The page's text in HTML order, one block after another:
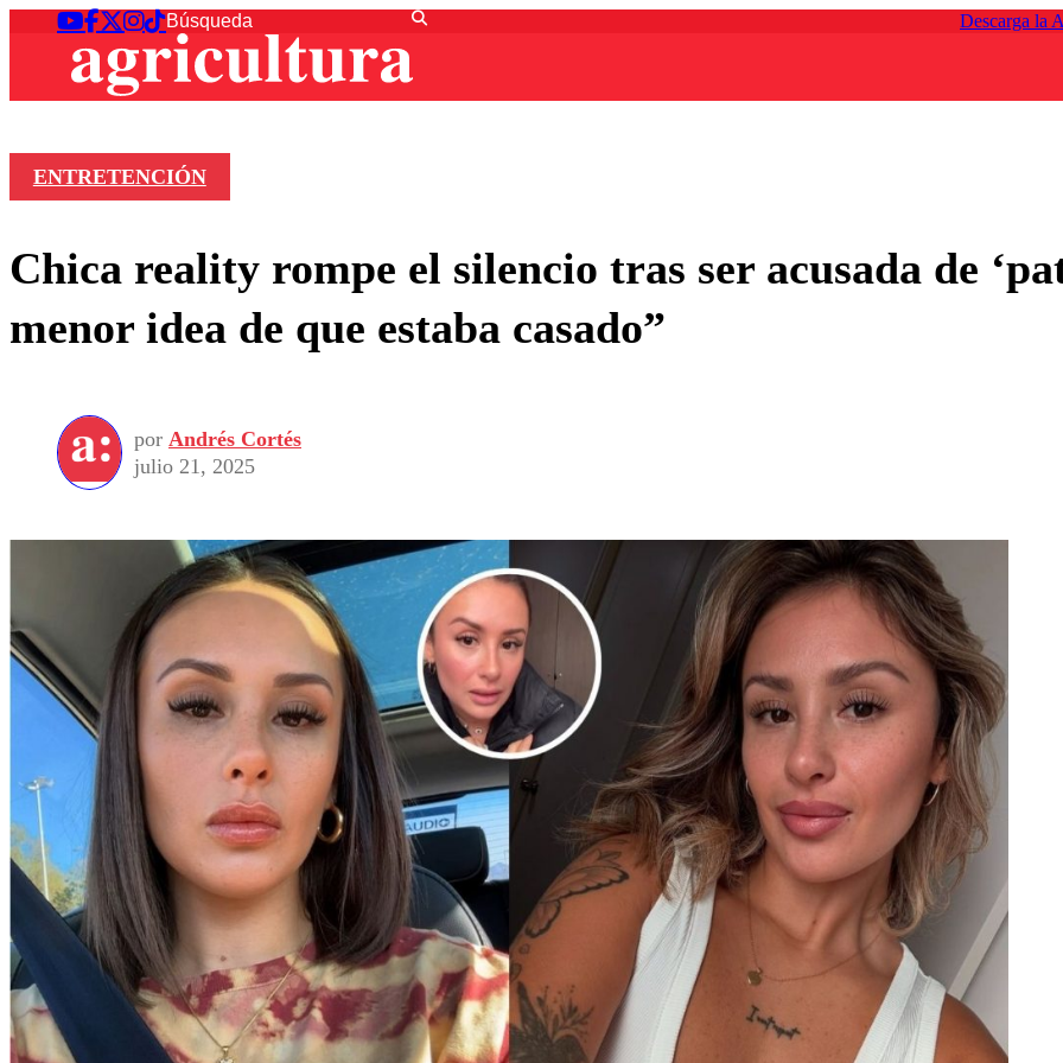
Descarga la
ENTRETENCIÓN
Chica reality rompe el silencio tras ser acusada de
menor idea de que estaba casado”
por Andrés Cortés
julio 21, 2025